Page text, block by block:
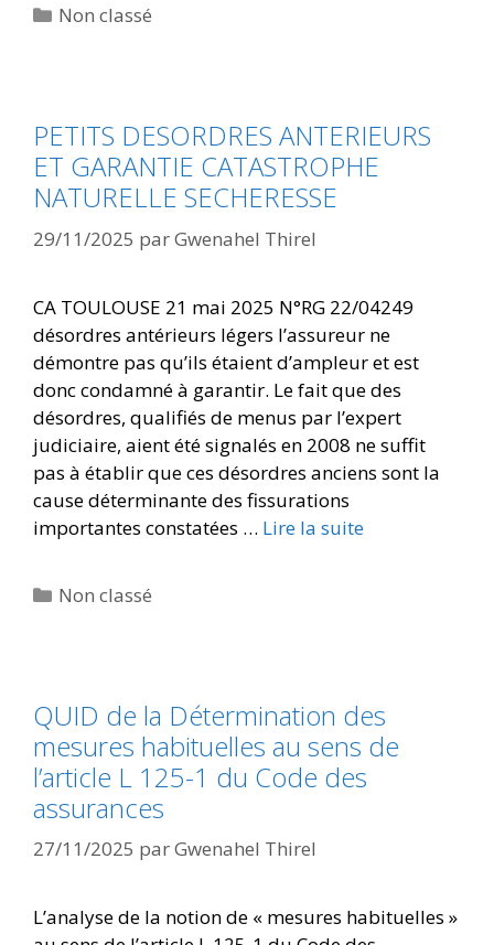
Non classé
PETITS DESORDRES ANTERIEURS
ET GARANTIE CATASTROPHE
NATURELLE SECHERESSE
29/11/2025 parGwenahel Thirel
CA TOULOUSE 21 mai 2025 N°RG 22/04249
désordres antérieurs légers l’assureur ne
démontre pas qu’ils étaient d’ampleur et est
donc condamné à garantir. Le fait que des
désordres, qualifiés de menus par l’expert
judiciaire, aient été signalés en 2008 ne suffit
pas à établir que ces désordres anciens sont la
cause déterminante des fissurations
importantes constatées … Lire la suite
Non classé
QUID de la Détermination des
mesures habituelles au sens de
l’article L 125-1 du Code des
assurances
27/11/2025 parGwenahel Thirel
L’analyse de la notion de « mesures habituelles »